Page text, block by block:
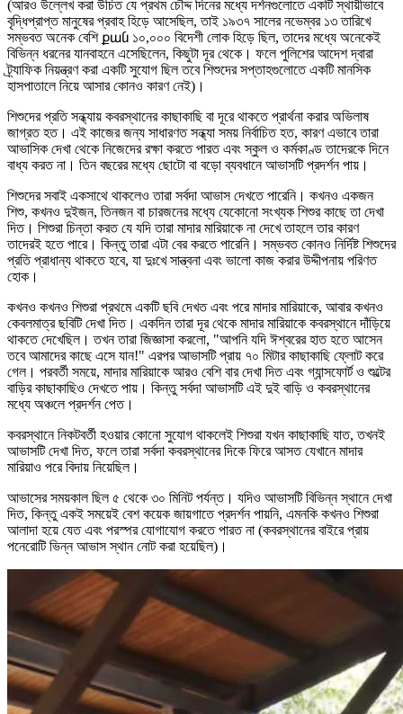
(আরও উল্লেখ করা উচিত যে প্রথম চৌদ্দ দিনের মধ্যে দর্শনগুলোতে একটি স্থায়ীভাবে
বৃদ্ধিপ্রাপ্ত মানুষের প্রবাহ হিড়ে আসেছিল, তাই ১৯৩৭ সালের নভেম্বর ১৩ তারিখে
সম্ভবত অনেক বেশি քան ১০,০০০ বিদেশী লোক হিড়ে ছিল, তাদের মধ্যে অনেকেই
বিভিন্ন ধরনের যানবাহনে এসেছিলেন, কিছুটা দূর থেকে। ফলে পুলিশের আদেশ দ্বারা
ট্র্যাফিক নিয়ন্ত্রণ করা একটি সুযোগ ছিল তবে শিশুদের সপ্তাহগুলোতে একটি মানসিক
হাসপাতালে নিয়ে আসার কোনও কারণ নেই)।
শিশুদের প্রতি সন্ধ্যায় কবরস্থানের কাছাকাছি বা দূরে থাকতে প্রার্থনা করার অভিলাষ
জাগ্রত হত। এই কাজের জন্য সাধারণত সন্ধ্যা সময় নির্বাচিত হত, কারণ এভাবে তারা
আভাসিক দেখা থেকে নিজেদের রক্ষা করতে পারত এবং স্কুল ও কর্মকাণ্ড তাদেরকে দিনে
বাধ্য করত না। তিন বছরের মধ্যে ছোটো বা বড়ো ব্যবধানে আভাসটি প্রদর্শন পায়।
শিশুদের সবাই একসাথে থাকলেও তারা সর্বদা আভাস দেখতে পারেনি। কখনও একজন
শিশু, কখনও দুইজন, তিনজন বা চারজনের মধ্যে যেকোনো সংখ্যক শিশুর কাছে তা দেখা
দিত। শিশুরা চিন্তা করত যে যদি তারা মাদার মারিয়াকে না দেখে তাহলে তার কারণ
তাদেরই হতে পারে। কিন্তু তারা এটা বের করতে পারেনি। সম্ভবত কোনও নির্দিষ্ট শিশুদের
প্রতি প্রাধান্য থাকতে হবে, যা দুঃখে সান্ত্বনা এবং ভালো কাজ করার উদ্দীপনায় পরিণত
হোক।
কখনও কখনও শিশুরা প্রথমে একটি ছবি দেখত এবং পরে মাদার মারিয়াকে, আবার কখনও
কেবলমাত্র ছবিটি দেখা দিত। একদিন তারা দূর থেকে মাদার মারিয়াকে কবরস্থানে দাঁড়িয়ে
থাকতে দেখেছিল। তখন তারা জিজ্ঞাসা করলো, "আপনি যদি ঈশ্বরের হাত হতে আসেন
তবে আমাদের কাছে এসে যান!" এরপর আভাসটি প্রায় ৭০ মিটার কাছাকাছি ফ্লোট করে
গেল। পরবর্তী সময়ে, মাদার মারিয়াকে আরও বেশি বার দেখা দিত এবং গ্যান্সফোর্ট ও শুল্টের
বাড়ির কাছাকাছিও দেখতে পায়। কিন্তু সর্বদা আভাসটি এই দুই বাড়ি ও কবরস্থানের
মধ্যে অঞ্চলে প্রদর্শন পেত।
কবরস্থানে নিকটবর্তী হওয়ার কোনো সুযোগ থাকলেই শিশুরা যখন কাছাকাছি যাত, তখনই
আভাসটি দেখা দিত, ফলে তারা সর্বদা কবরস্থানের দিকে ফিরে আসত যেখানে মাদার
মারিয়াও পরে বিদায় নিয়েছিল।
আভাসের সময়কাল ছিল ৫ থেকে ৩০ মিনিট পর্যন্ত। যদিও আভাসটি বিভিন্ন স্থানে দেখা
দিত, কিন্তু একই সময়েই বেশ কয়েক জায়গাতে প্রদর্শন পায়নি, এমনকি কখনও শিশুরা
আলাদা হয়ে যেত এবং পরস্পর যোগাযোগ করতে পারত না (কবরস্থানের বাইরে প্রায়
পনেরোটি ভিন্ন আভাস স্থান নোট করা হয়েছিল)।